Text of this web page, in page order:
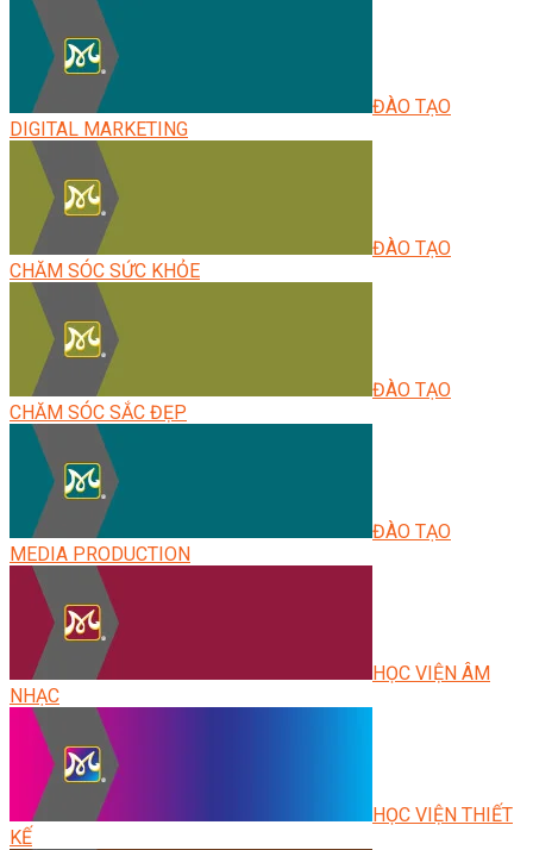
ĐÀO TẠO
DIGITAL MARKETING
ĐÀO TẠO
CHĂM SÓC SỨC KHỎE
ĐÀO TẠO
CHĂM SÓC SẮC ĐẸP
ĐÀO TẠO
MEDIA PRODUCTION
HỌC VIỆN ÂM
NHẠC
HỌC VIỆN THIẾT
KẾ